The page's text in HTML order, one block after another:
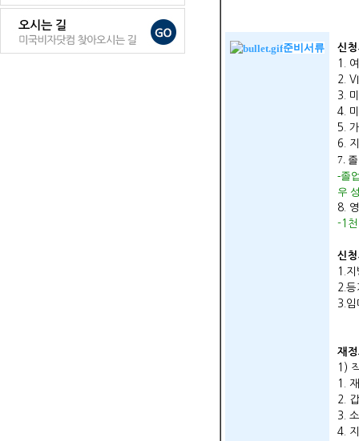
준비서류
신
1.
2.
3.
4.
5.
6.
7.
-졸
우
8.
-1
신
1.
2.
3.임
재
1)
1.
2.
3.
4.